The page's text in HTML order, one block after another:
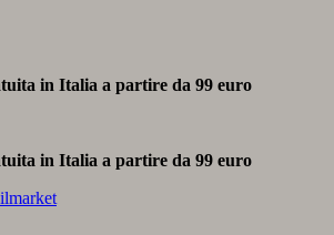
in Italia a partire da 99 euro
in Italia a partire da 99 euro